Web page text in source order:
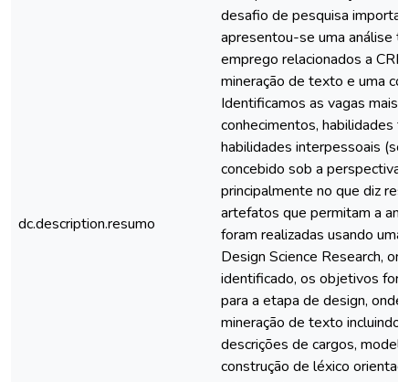
dc.description.resumo
desafio de pesquisa
apresentou-se uma análise
emprego relacionados a
mineração de texto e uma
Identificamos as vagas mais
conhecimentos, habilidades
habilidades interpessoais
concebido sob a perspectiva
principalmente no que diz
artefatos que permitam a
foram realizadas usando
Design Science Research,
identificado, os objetivos
para a etapa de design,
mineração de texto incluindo
descrições de cargos,
construção de léxico